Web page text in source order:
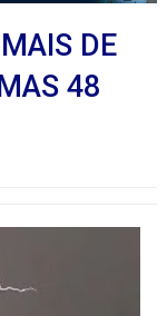
DE
48